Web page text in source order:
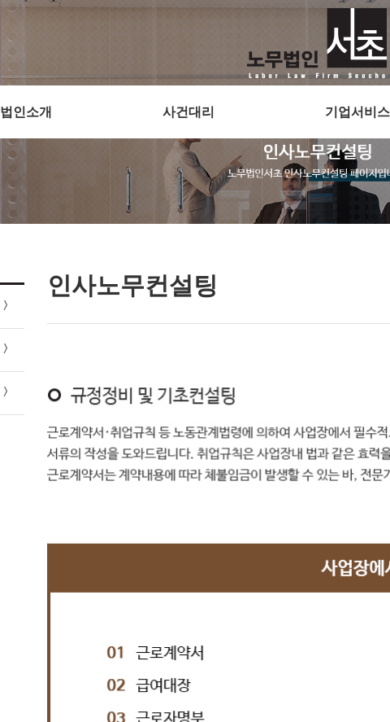
법인소개 사건대리 기업서비스
인사노무컨설팅